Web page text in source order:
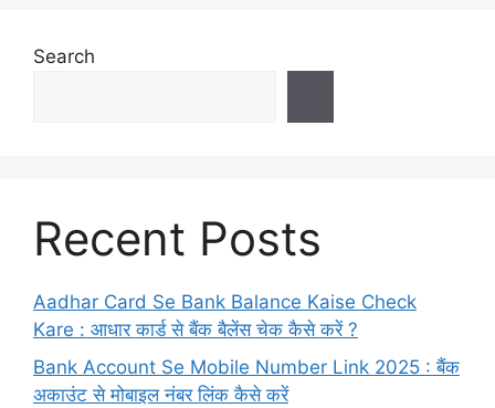
Search
Recent Posts
Aadhar Card Se Bank Balance Kaise Check
Kare : आधार कार्ड से बैंक बैलेंस चेक कैसे करें ?
Bank Account Se Mobile Number Link 2025 : बैंक
अकाउंट से मोबाइल नंबर लिंक कैसे करें